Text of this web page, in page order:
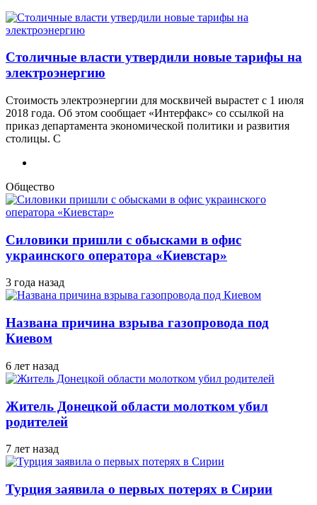
Столичные власти утвердили новые тарифы на
электроэнергию
Стоимость электроэнергии для москвичей вырастет с 1 июля
2018 года. Об этом сообщает «Интерфакс» со ссылкой на
приказ департамента экономической политики и развития
столицы. С
Общество
Силовики пришли с обысками в офис
украинского оператора «Киевстар»
3 года назад
Названа причина взрыва газопровода под
Киевом
6 лет назад
Житель Донецкой области молотком убил
родителей
7 лет назад
Турция заявила о первых потерях в Сирии